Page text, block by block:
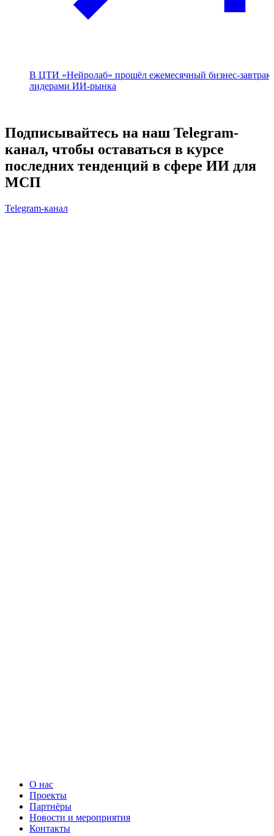
В ЦТИ «Нейролаб» прошёл ежемесячный бизнес-завтрак
лидерами ИИ-рынка
Подписывайтесь на наш Telegram-
канал, чтобы оставаться в курсе
последних тенденций в сфере ИИ для
МСП
Telegram-канал
О нас
Проекты
Партнёры
Новости и мероприятия
Контакты